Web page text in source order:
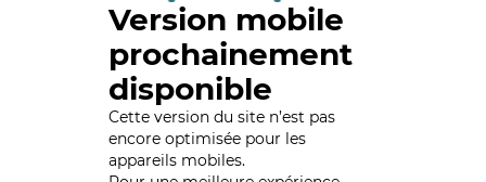
Version mobile
prochainement
disponible
Cette version du site n’est pas
encore optimisée pour les
appareils mobiles.